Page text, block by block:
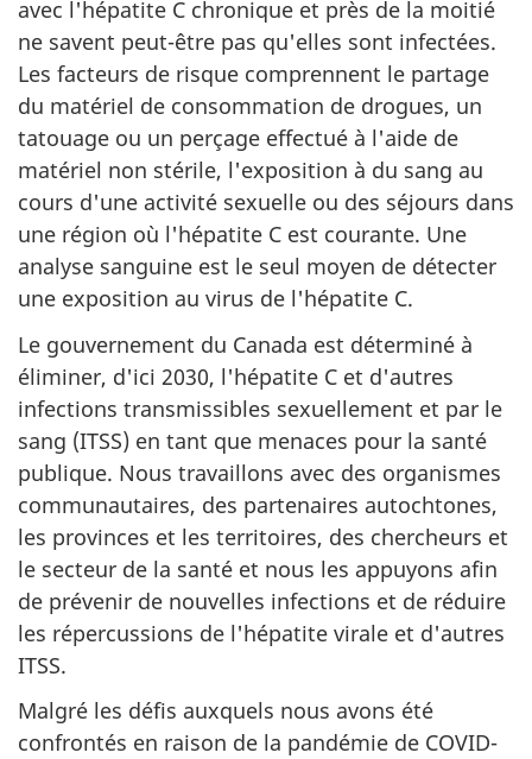
avec l'hépatite C chronique et près de la moitié
ne savent peut-être pas qu'elles sont infectées.
Les facteurs de risque comprennent le partage
du matériel de consommation de drogues, un
tatouage ou un perçage effectué à l'aide de
matériel non stérile, l'exposition à du sang au
cours d'une activité sexuelle ou des séjours dans
une région où l'hépatite C est courante. Une
analyse sanguine est le seul moyen de détecter
une exposition au virus de l'hépatite C.
Le gouvernement du Canada est déterminé à
éliminer, d'ici 2030, l'hépatite C et d'autres
infections transmissibles sexuellement et par le
sang (ITSS) en tant que menaces pour la santé
publique. Nous travaillons avec des organismes
communautaires, des partenaires autochtones,
les provinces et les territoires, des chercheurs et
le secteur de la santé et nous les appuyons afin
de prévenir de nouvelles infections et de réduire
les répercussions de l'hépatite virale et d'autres
ITSS.
Malgré les défis auxquels nous avons été
confrontés en raison de la pandémie de COVID-